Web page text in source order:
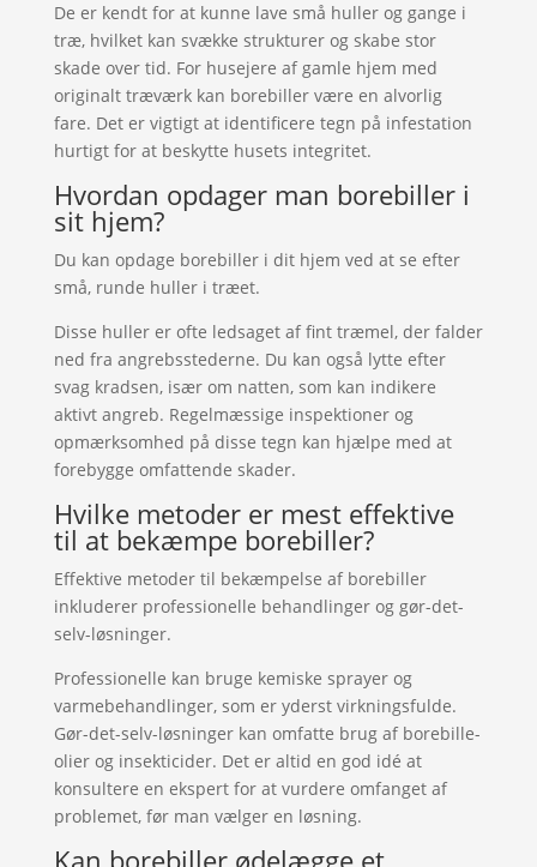
De er kendt for at kunne lave små huller og gange i
træ, hvilket kan svække strukturer og skabe stor
skade over tid. For husejere af gamle hjem med
originalt træværk kan borebiller være en alvorlig
fare. Det er vigtigt at identificere tegn på infestation
hurtigt for at beskytte husets integritet.
Hvordan opdager man borebiller i
sit hjem?
Du kan opdage borebiller i dit hjem ved at se efter
små, runde huller i træet.
Disse huller er ofte ledsaget af fint træmel, der falder
ned fra angrebsstederne. Du kan også lytte efter
svag kradsen, især om natten, som kan indikere
aktivt angreb. Regelmæssige inspektioner og
opmærksomhed på disse tegn kan hjælpe med at
forebygge omfattende skader.
Hvilke metoder er mest effektive
til at bekæmpe borebiller?
Effektive metoder til bekæmpelse af borebiller
inkluderer professionelle behandlinger og gør-det-
selv-løsninger.
Professionelle kan bruge kemiske sprayer og
varmebehandlinger, som er yderst virkningsfulde.
Gør-det-selv-løsninger kan omfatte brug af borebille-
olier og insekticider. Det er altid en god idé at
konsultere en ekspert for at vurdere omfanget af
problemet, før man vælger en løsning.
Kan borebiller ødelægge et